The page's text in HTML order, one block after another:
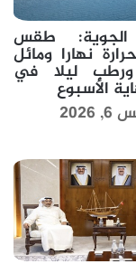
الجوية: طقس
نهارا ومائل
ورطب ليلا في
الأسبوع